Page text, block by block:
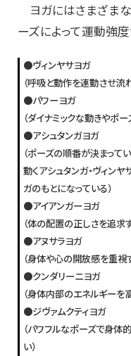
ヨガにはさまざま
ーズによって運動強度
●ヴィンヤサヨガ
（呼吸と動作を連動させ流
●パワーヨガ
（ダイナミックな動きやポー
●アシュタンガヨガ
（ポーズの順番が決まって
動くアシュタンガ・ヴィン
ガのもとになっている）
●アイアンガーヨガ
（体の配置の正しさを追
●アヌサラヨガ
（身体や心の開放感を重視
●クンダリーニヨガ
（身体内部のエネルギーを
●ジヴァムクティヨガ
（パワフルなポーズで身
い）